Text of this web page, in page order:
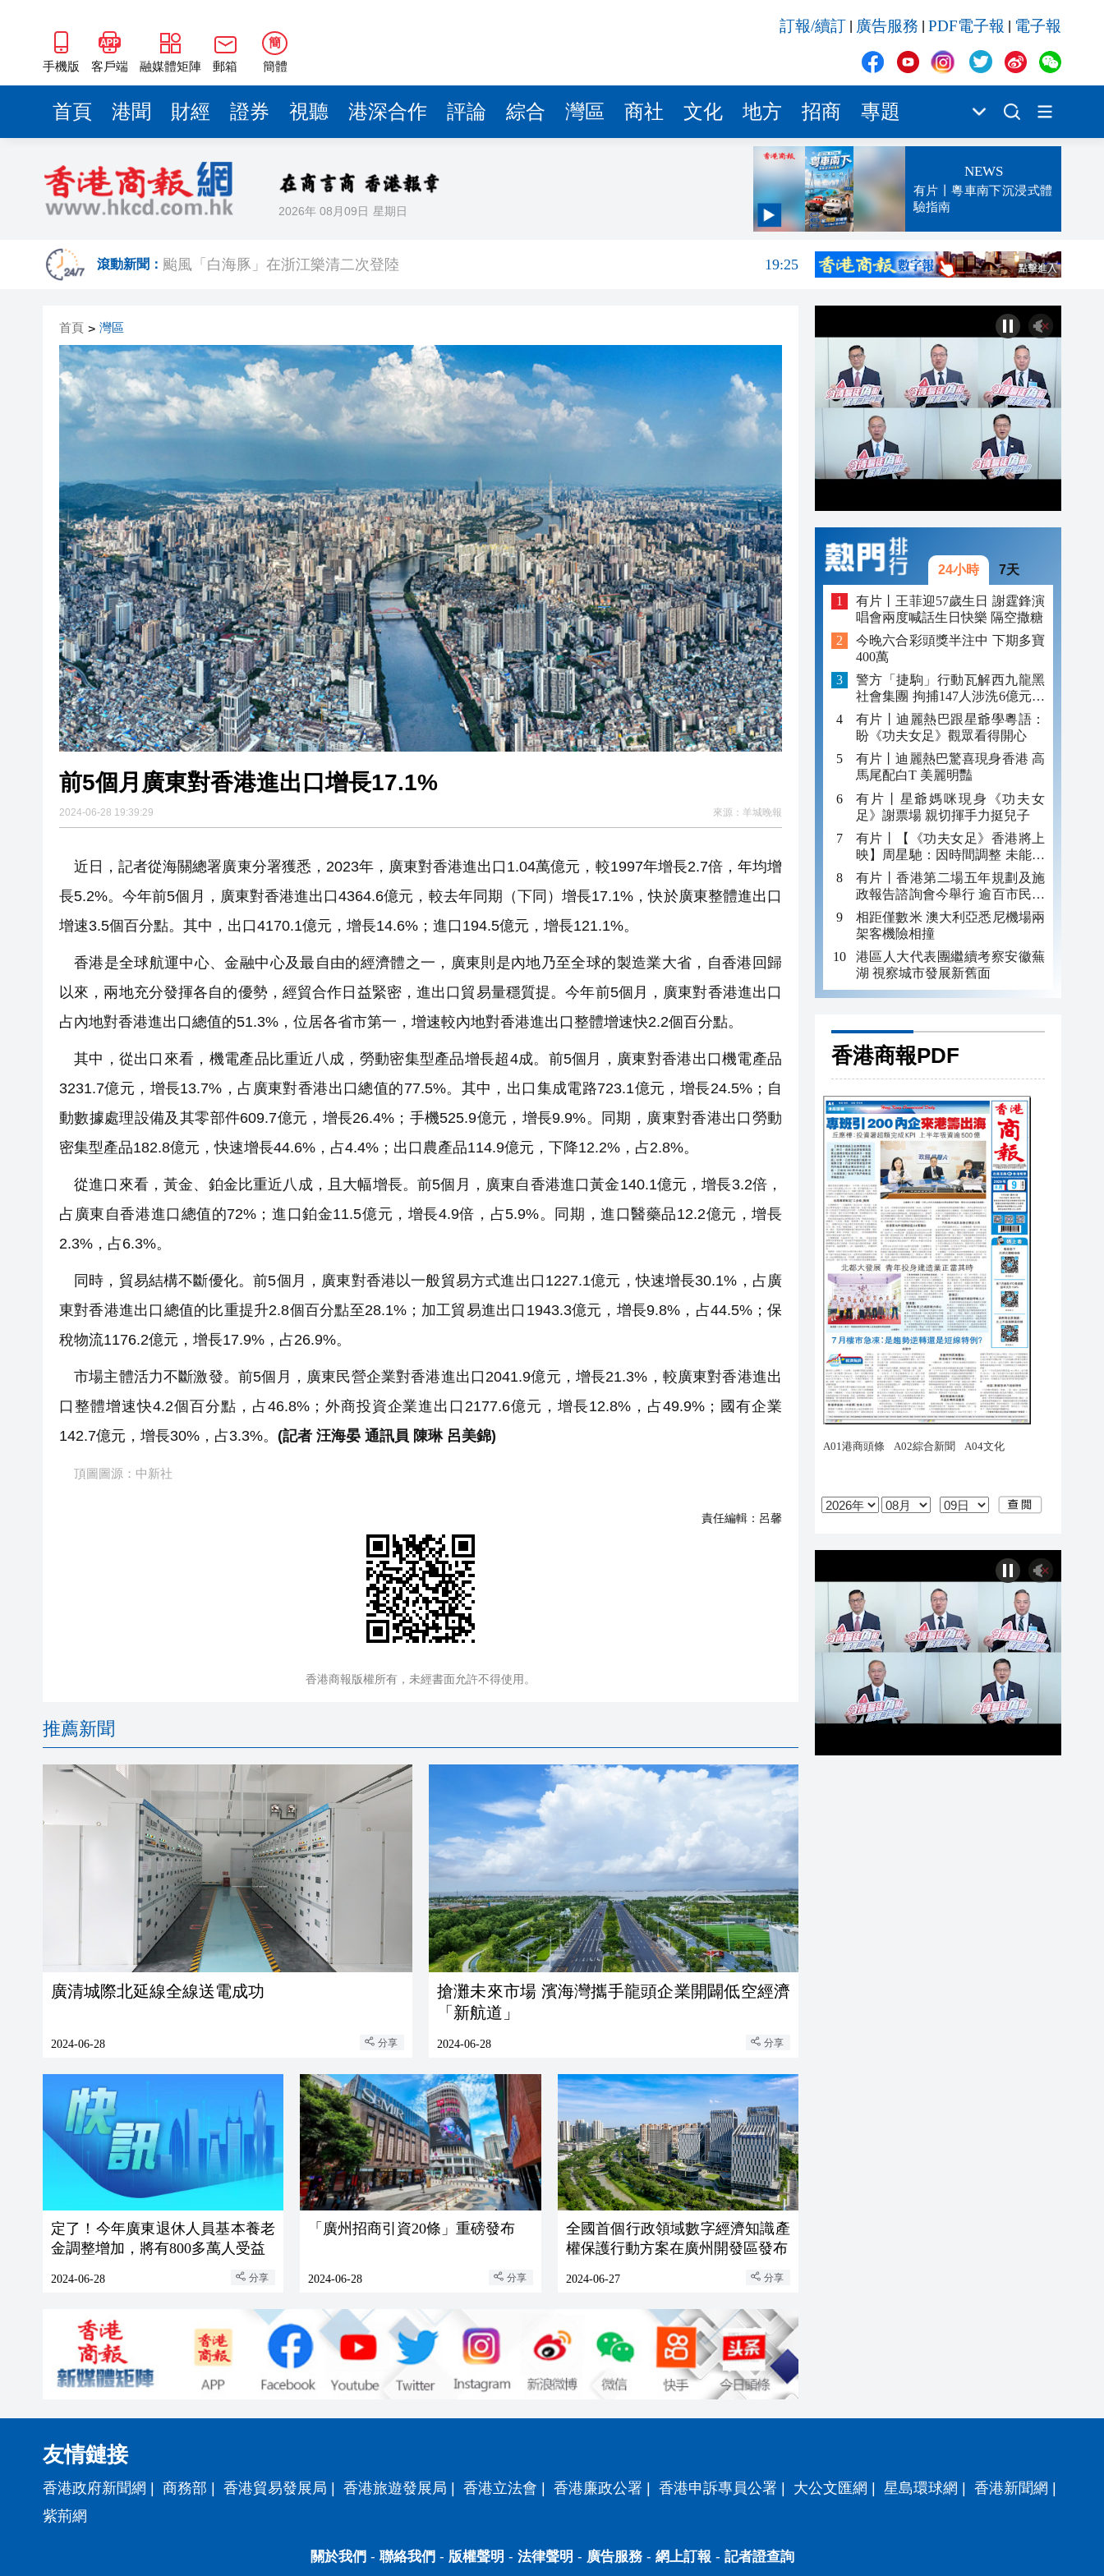
手機版 客戶端 融媒體矩陣 郵箱
簡
簡體
訂報/續訂 廣告服務 PDF電子報 電子報
首頁 港聞 財經 證券 視聽 港深合作 評論 綜合 灣區 商社 文化 地方 招商 專題
2026年 08月09日 星期日
NEWS
有片丨粵車南下沉浸式體
驗指南
滾動新聞：
19:42
颱風「白海豚」在浙江樂清二次登陸
19:25
港區全國人大代表團結束安徽調研 建言深化皖港合作發展
19:09
民政總署開放19間社區會堂和社區中心作臨時避暑中心
19:07
有片 | 廣東省第十七屆運動會暨第十屆殘疾人運動會開幕式主題歌《心念山海》MV正式發布
18:50
首頁 > 灣區
前5個月廣東對香港進出口增長17.1%
2024-06-28 19:39:29 來源： ​羊城晚報
近日，記者從海關總署廣東分署獲悉，2023年，廣東對香港進出口1.04萬億元，較1997年增長2.7倍，年均增
長5.2%。今年前5個月，廣東對香港進出口4364.6億元，較去年同期（下同）增長17.1%，快於廣東整體進出口
增速3.5個百分點。其中，出口4170.1億元，增長14.6%；進口194.5億元，增長121.1%。
香港是全球航運中心、金融中心及最自由的經濟體之一，廣東則是內地乃至全球的製造業大省，自香港回歸
以來，兩地充分發揮各自的優勢，經貿合作日益緊密，進出口貿易量穩質提。今年前5個月，廣東對香港進出口
占內地對香港進出口總值的51.3%，位居各省市第一，增速較內地對香港進出口整體增速快2.2個百分點。
其中，從出口來看，機電產品比重近八成，勞動密集型產品增長超4成。前5個月，廣東對香港出口機電產品
3231.7億元，增長13.7%，占廣東對香港出口總值的77.5%。其中，出口集成電路723.1億元，增長24.5%；自
動數據處理設備及其零部件609.7億元，增長26.4%；手機525.9億元，增長9.9%。同期，廣東對香港出口勞動
密集型產品182.8億元，快速增長44.6%，占4.4%；出口農產品114.9億元，下降12.2%，占2.8%。
從進口來看，黃金、鉑金比重近八成，且大幅增長。前5個月，廣東自香港進口黃金140.1億元，增長3.2倍，
占廣東自香港進口總值的72%；進口鉑金11.5億元，增長4.9倍，占5.9%。同期，進口醫藥品12.2億元，增長
2.3%，占6.3%。
同時，貿易結構不斷優化。前5個月，廣東對香港以一般貿易方式進出口1227.1億元，快速增長30.1%，占廣
東對香港進出口總值的比重提升2.8個百分點至28.1%；加工貿易進出口1943.3億元，增長9.8%，占44.5%；保
稅物流1176.2億元，增長17.9%，占26.9%。
市場主體活力不斷激發。前5個月，廣東民營企業對香港進出口2041.9億元，增長21.3%，較廣東對香港進出
口整體增速快4.2個百分點，占46.8%；外商投資企業進出口2177.6億元，增長12.8%，占49.9%；國有企業
142.7億元，增長30%，占3.3%。 (記者 汪海晏 通訊員 陳琳 呂美錦)
頂圖圖源：中新社
責任編輯： 呂馨
香港商報版權所有，未經書面允許不得使用。
推薦新聞
廣清城際北延線全線送電成功
2024-06-28 分享
搶灘未來市場 濱海灣攜手龍頭企業開闢低空經濟
「新航道」
2024-06-28 分享
定了！今年廣東退休人員基本養老
金調整增加，將有800多萬人受益
2024-06-28 分享
「廣州招商引資20條」重磅發布
2024-06-28 分享
全國首個行政領域數字經濟知識產
權保護行動方案在廣州開發區發布
2024-06-27 分享
24小時 7天
有片丨王菲迎57歲生日 謝霆鋒演
唱會兩度喊話生日快樂 隔空撒糖
今晚六合彩頭獎半注中 下期多寶
400萬
警方「捷駒」行動瓦解西九龍黑
社會集團 拘捕147人涉洗6億元黑
錢
有片丨迪麗熱巴跟星爺學粵語：
盼《功夫女足》觀眾看得開心
有片丨迪麗熱巴驚喜現身香港 高
馬尾配白T 美麗明豔
有片丨星爺媽咪現身《功夫女
足》謝票場 親切揮手力挺兒子
有片丨【《功夫女足》香港將上
映】周星馳：因時間調整 未能製
作粵語版 對此深表遺憾
有片丨香港第二場五年規劃及施
政報告諮詢會今舉行 逾百市民出
席
相距僅數米 澳大利亞悉尼機場兩
架客機險相撞
港區人大代表團繼續考察安徽蕪
湖 視察城市發展新舊面
香港商報PDF
友情鏈接
香港政府新聞網 商務部 香港貿易發展局 香港旅遊發展局 香港立法會 香港廉政公署 香港申訴專員公署 大公文匯網 星島環球網 香港新聞網
紫荊網
關於我們 - 聯絡我們 - 版權聲明 - 法律聲明 - 廣告服務- 網上訂報 - 記者證查詢